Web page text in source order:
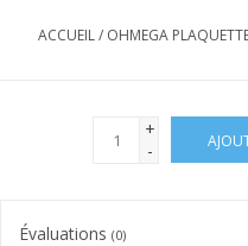
ACCUEIL/ OHMEGA
+
-
Évaluations(0)